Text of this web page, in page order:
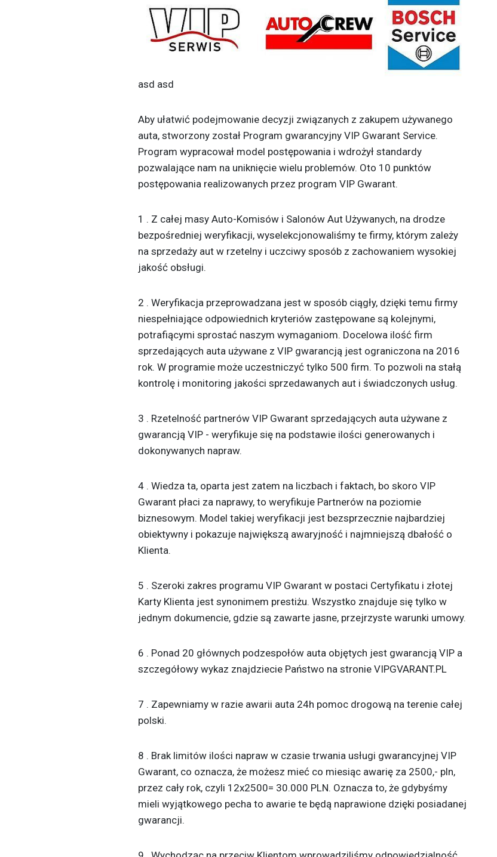
asd asd
Aby ułatwić podejmowanie decyzji związanych z zakupem używanego
auta, stworzony został Program gwarancyjny VIP Gwarant Service.
Program wypracował model postępowania i wdrożył standardy
pozwalające nam na uniknięcie wielu problemów. Oto 10 punktów
postępowania realizowanych przez program VIP Gwarant.
1 . Z całej masy Auto-Komisów i Salonów Aut Używanych, na drodze
bezpośredniej weryfikacji, wyselekcjonowaliśmy te firmy, którym zależy
na sprzedaży aut w rzetelny i uczciwy sposób z zachowaniem wysokiej
jakość obsługi.
2 . Weryfikacja przeprowadzana jest w sposób ciągły, dzięki temu firmy
niespełniające odpowiednich kryteriów zastępowane są kolejnymi,
potrafiącymi sprostać naszym wymaganiom. Docelowa ilość firm
sprzedających auta używane z VIP gwarancją jest ograniczona na 2016
rok. W programie może uczestniczyć tylko 500 firm. To pozwoli na stałą
kontrolę i monitoring jakości sprzedawanych aut i świadczonych usług.
3 . Rzetelność partnerów VIP Gwarant sprzedających auta używane z
gwarancją VIP - weryfikuje się na podstawie ilości generowanych i
dokonywanych napraw.
4 . Wiedza ta, oparta jest zatem na liczbach i faktach, bo skoro VIP
Gwarant płaci za naprawy, to weryfikuje Partnerów na poziomie
biznesowym. Model takiej weryfikacji jest bezsprzecznie najbardziej
obiektywny i pokazuje największą awaryjność i najmniejszą dbałość o
Klienta.
5 . Szeroki zakres programu VIP Gwarant w postaci Certyfikatu i złotej
Karty Klienta jest synonimem prestiżu. Wszystko znajduje się tylko w
jednym dokumencie, gdzie są zawarte jasne, przejrzyste warunki umowy.
6 . Ponad 20 głównych podzespołów auta objętych jest gwarancją VIP a
szczegółowy wykaz znajdziecie Państwo na stronie VIPGVARANT.PL
7 . Zapewniamy w razie awarii auta 24h pomoc drogową na terenie całej
polski.
8 . Brak limitów ilości napraw w czasie trwania usługi gwarancyjnej VIP
Gwarant, co oznacza, że możesz mieć co miesiąc awarię za 2500,- pln,
przez cały rok, czyli 12x2500= 30.000 PLN. Oznacza to, że gdybyśmy
mieli wyjątkowego pecha to awarie te będą naprawione dzięki posiadanej
gwarancji.